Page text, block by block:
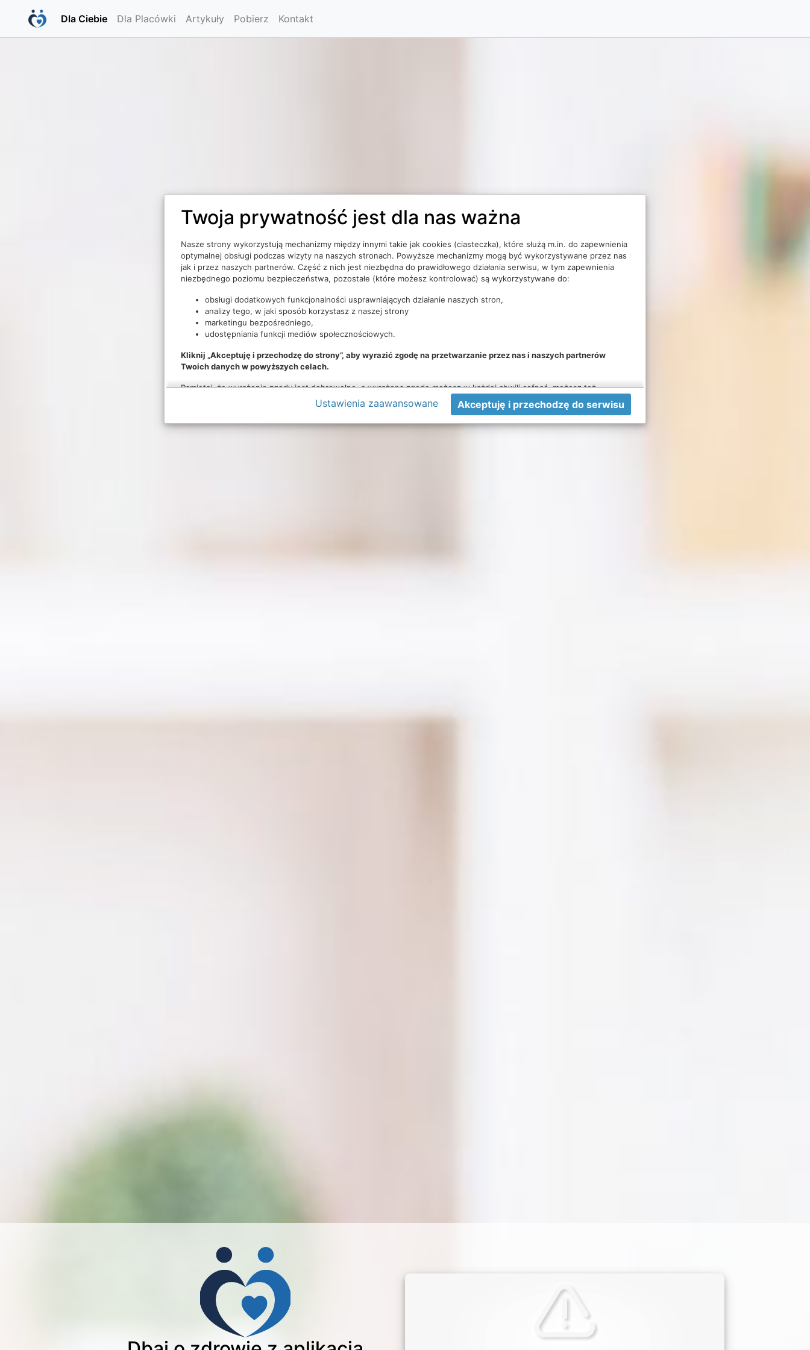
Dla Ciebie Dla Placówki Artykuły Pobierz Kontakt
Twoja prywatność jest dla nas ważna
Nasze strony wykorzystują mechanizmy między innymi takie jak cookies (ciasteczka), które służą m.in. do zapewnienia
optymalnej obsługi podczas wizyty na naszych stronach. Powyższe mechanizmy mogą być wykorzystywane przez nas
jak i przez naszych partnerów. Część z nich jest niezbędna do prawidłowego działania serwisu, w tym zapewnienia
niezbędnego poziomu bezpieczeństwa, pozostałe (które możesz kontrolować) są wykorzystywane do:
obsługi dodatkowych funkcjonalności usprawniających działanie naszych stron,
analizy tego, w jaki sposób korzystasz z naszej strony
marketingu bezpośredniego,
udostępniania funkcji mediów społecznościowych.
Kliknij „Akceptuję i przechodzę do strony”, aby wyrazić zgodę na przetwarzanie przez nas i naszych partnerów
Twoich danych w powyższych celach.
Pamiętaj, że wyrażenie zgody jest dobrowolne, a wyrażoną zgodę możesz w każdej chwili cofnąć, możesz też
wycofać zgodę na przetwarzanie Twoich danych tylko w niektórych celach. Jeżeli chcesz dowiedzieć się więcej lub
chcesz przeprowadzić konfigurację szczegółową - możesz tego dokonać za pomocą „Ustawień zaawansowanych”.
Więcej informacji na temat wykorzystywania narzędzi zewnętrznych na naszych stronach znajdziesz w
Ustawienia zaawansowane Akceptuję i przechodzę do serwisu